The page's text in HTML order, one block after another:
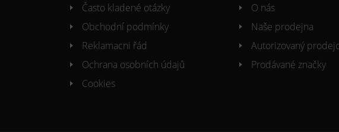
Často kladené otázky
Obchodní podmínky
Reklamacni řád
Ochrana osobních údajů
Cookies
O nás
Naše prodejna
Autorizovaný
Prodávané značky